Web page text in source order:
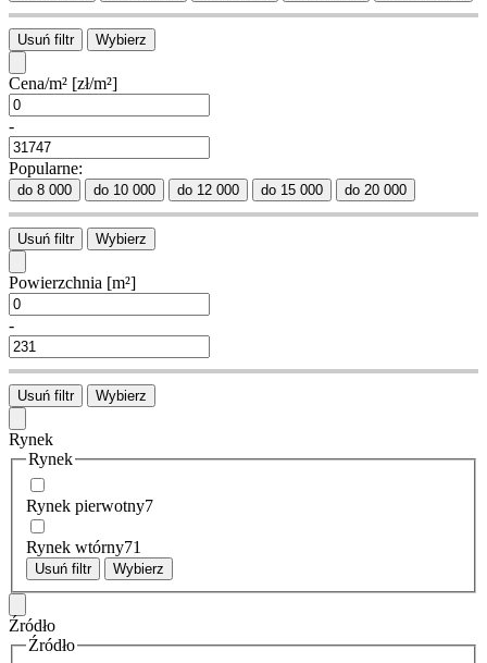
Usuń filtr Wybierz
Cena/m² [zł/m²]
-
Popularne:
do 8 000 do 10 000 do 12 000 do 15 000 do 20 000
Usuń filtr Wybierz
Powierzchnia [m²]
-
Usuń filtr Wybierz
Rynek
Rynek
Rynek pierwotny7
Rynek wtórny71
Usuń filtr Wybierz
Źródło
Źródło